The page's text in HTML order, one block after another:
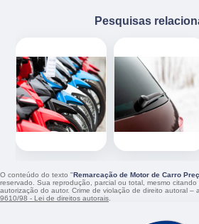
Pesquisas
‹
O conteúdo do texto "Remarcação de Motor de Carro
reservado. Sua reprodução, parcial ou total, mesmo
autorização do autor. Crime de violação de direito autoral –
9610/98 - Lei de direitos autorais